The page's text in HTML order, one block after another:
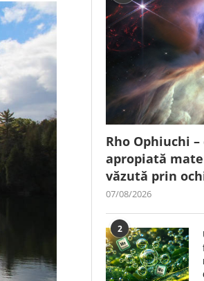
Rho Ophiuchi
apropiată
văzută prin
07/08/2026
2